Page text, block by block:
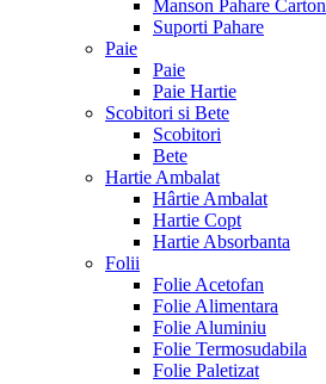
Manson Pahare Carton
Suporti Pahare
Paie
Paie
Paie Hartie
Scobitori si Bete
Scobitori
Bete
Hartie Ambalat
Hârtie Ambalat
Hartie Copt
Hartie Absorbanta
Folii
Folie Acetofan
Folie Alimentara
Folie Aluminiu
Folie Termosudabila
Folie Paletizat